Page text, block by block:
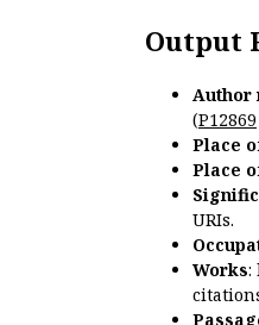
Output
Author
(P12869
Place
Place
URIs.
Works: